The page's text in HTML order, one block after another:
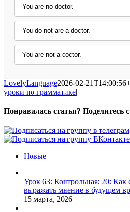
You are no doctor.
You do not are a doctor.
You are not a doctor.
LovelyLanguage2026-02-
уроки по грамматике|
Понравилась статья? Поделитесь
Facebook
X
Pinterest
Vk
Новые
Урок 63: Контрольная: 20: Как
выражать мнение в будущем
15 марта, 2026